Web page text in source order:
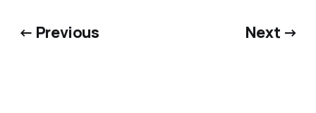
← Previous Next →